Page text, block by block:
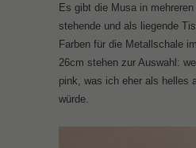
Es gibt die Musa in
stehende und als liegende
Farben für die Metallschale
26cm stehen zur Auswahl:
pink, was ich eher als helles
würde.